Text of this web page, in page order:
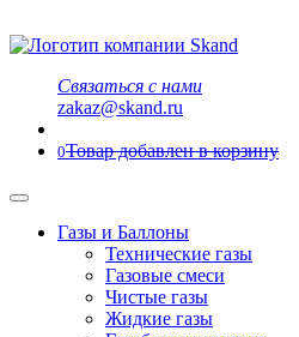
Связаться с нами
zakaz@skand.ru
0Товар добавлен в корзину
Газы и Баллоны
Технические газы
Газовые смеси
Чистые газы
Жидкие газы